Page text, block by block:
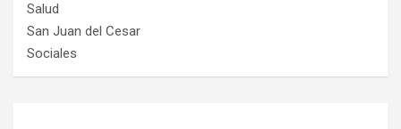
Salud
San Juan del Cesar
Sociales